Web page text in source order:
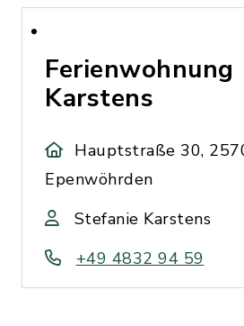
Ferienwohnung
Karstens
Hauptstraße 30,
Epenwöhrden
Stefanie Karstens
+49 4832 94 59